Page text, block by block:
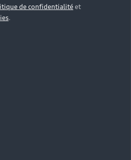
de confidentialitéet
.